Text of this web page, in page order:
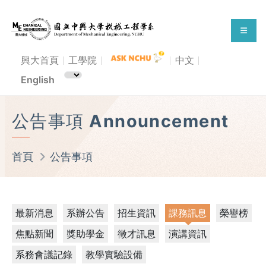
興大首頁 工學院
中文
English
公告事項 Announcement
首頁 公告事項
最新消息 系辦公告 招生資訊 課務訊息
榮譽榜
焦點新聞
獎助學金 徵才訊息
演講資訊
系務會議記錄
教學實驗設備